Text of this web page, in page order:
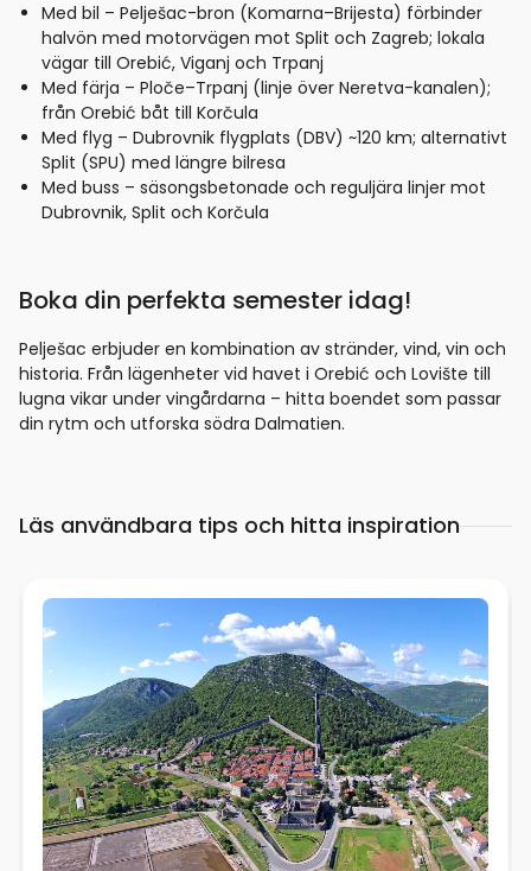
Med bil – Pelješac-bron (Komarna–Brijesta) förbinder
halvön med motorvägen mot Split och Zagreb; lokala
vägar till Orebić, Viganj och Trpanj
Med färja – Ploče–Trpanj (linje över Neretva-kanalen);
från Orebić båt till Korčula
Med flyg – Dubrovnik flygplats (DBV) ~120 km; alternativt
Split (SPU) med längre bilresa
Med buss – säsongsbetonade och reguljära linjer mot
Dubrovnik, Split och Korčula
Boka din perfekta semester idag!
Pelješac erbjuder en kombination av stränder, vind, vin och
historia. Från lägenheter vid havet i Orebić och Lovište till
lugna vikar under vingårdarna – hitta boendet som passar
din rytm och utforska södra Dalmatien.
Läs användbara tips och hitta inspiration